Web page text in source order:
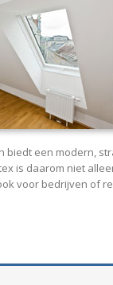
biedt een modern,
is daarom niet
voor bedrijven of